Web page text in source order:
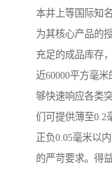
本井上等国际知
为其核心产品的
充足的成品库存
近60000平方毫
够快速响应各类
们可提供薄至0.2
正负0.05毫米以
的严苛要求。得